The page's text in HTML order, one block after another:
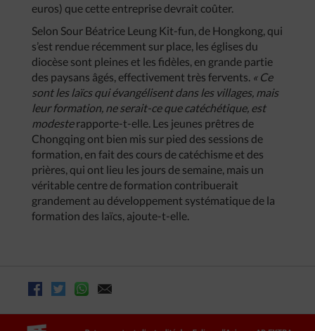
euros) que cette entreprise devrait coûter.
Selon Sour Béatrice Leung Kit-fun, de Hongkong, qui
s’est rendue récemment sur place, les églises du
diocèse sont pleines et les fidèles, en grande partie
des paysans âgés, effectivement très fervents. « Ce
sont les laïcs qui évangélisent dans les villages, mais
leur formation, ne serait-ce que catéchétique, est
modesterapporte-t-elle. Les jeunes prêtres de
Chongqing ont bien mis sur pied des sessions de
formation, en fait des cours de catéchisme et des
prières, qui ont lieu les jours de semaine, mais un
véritable centre de formation contribuerait
grandement au développement systématique de la
formation des laïcs, ajoute-t-elle.